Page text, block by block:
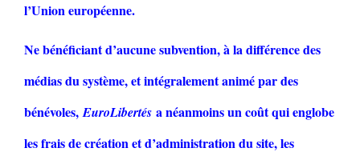
l’Union européenne.
Ne bénéficiant d’aucune subvention, à la différence des
médias du système, et intégralement animé par des
bénévoles,EuroLibertés a néanmoins un coût qui englobe
les frais de création et d’administration du site, les